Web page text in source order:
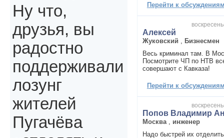
Перейти к
Алексей
Жуковский
Бизнесмен
Весь криминал там. В
Посмотрите ЧП по НТВ
совершают с Кавказа!
Перейти к
Попов Владимир
Москва
инженер
Надо быстрей их
Ну что,
друзья, вы
радостно
поддерживали
лозунг
жителей
Пугачёва